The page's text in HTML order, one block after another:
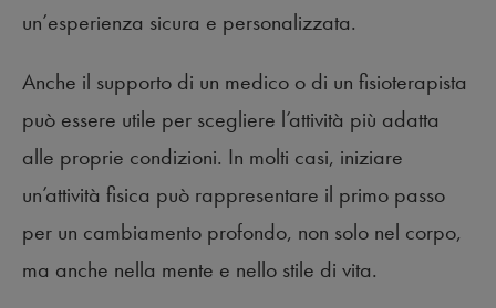
un’esperienza sicura e personalizzata.
Anche il supporto di un medico o di un fisioterapista
può essere utile per scegliere l’attività più adatta
alle proprie condizioni. In molti casi, iniziare
un’attività fisica può rappresentare il primo passo
per un cambiamento profondo, non solo nel corpo,
ma anche nella mente e nello stile di vita.